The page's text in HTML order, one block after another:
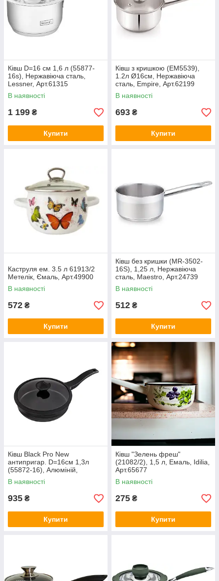
Ківш D=16 см 1,6 л (55877-
16s), Нержавіюча сталь,
Lessner, Арт.61315
В наявності
1 199 ₴
Купити
Ківш з кришкою (EM5539),
1.2л Ø16см, Нержавіюча
сталь, Empire, Арт.62199
В наявності
693 ₴
Купити
Каструля ем. 3.5 л 61913/2
Метелік, Ємаль, Арт.49900
В наявності
572 ₴
Купити
Ківш без кришки (MR-3502-
16S), 1,25 л, Нержавіюча
сталь, Maestro, Арт.24739
В наявності
512 ₴
Купити
Ківш Black Pro New
антипригар. D=16см 1,3л
(55872-16), Алюміній,
Lessner, Арт.31193
В наявності
935 ₴
Купити
Ківш "Зелень фреш"
(21082/2), 1,5 л, Емаль, Idilia,
Арт.65677
В наявності
275 ₴
Купити